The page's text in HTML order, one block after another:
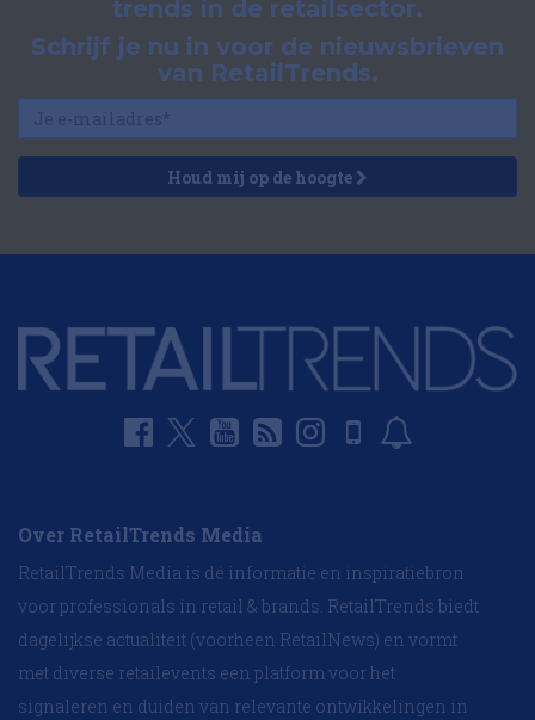
trends in de retailsector.
Schrijf je nu in voor de nieuwsbrieven
van RetailTrends.
Houd mij op de hoogte
Over RetailTrends Media
RetailTrends Media is dé informatie en inspiratiebron
voor professionals in retail & brands. RetailTrends biedt
dagelijkse actualiteit (voorheen RetailNews) en vormt
met diverse retailevents een platform voor het
signaleren en duiden van relevante ontwikkelingen in